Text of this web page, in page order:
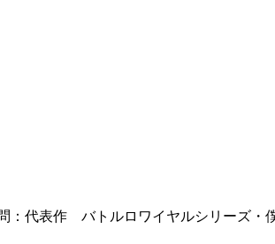
：代表作 バトルロワイヤルシリーズ